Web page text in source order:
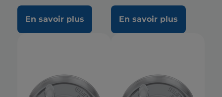
En savoir plus En savoir plus